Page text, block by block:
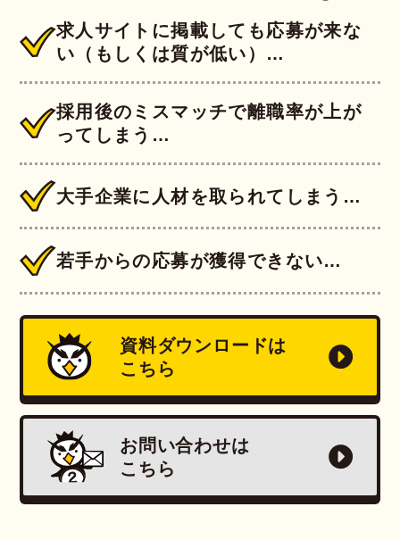
求人サイトに掲載しても応募が来な
い（もしくは質が低い）…
採用後のミスマッチで離職率が上が
ってしまう…
大手企業に人材を取られてしまう…
若手からの応募が獲得できない…
資料ダウンロードは
こちら
お問い合わせは
こちら